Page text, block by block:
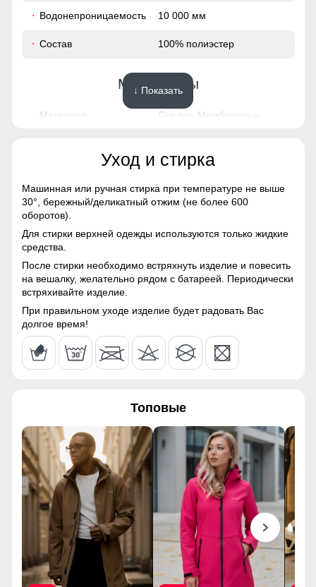
57
56 (3XL)
34
44
59
24
Водонепроницаемость 10 000 мм
Состав 100% полиэстер
Материалы
Материал
Gor-tex, Мембранные
Экологичные материалы
Материал наполнителя
Особенность ткани
Плотная мембранная
Утеплитель, гр от 280 до 380 гр
Конструктивные особенности
Покрой
полукомбинезона
Прямой
Конструктивность
элемента
Снегозащитная гамаши
Внутренние швы Проклеены
Вид застежки
Защелка/Кнопки/Молния/
Липучки/Фиксатор
Особенности модели
Влагонепроницаемая/
Дышишая
↓ Показать
Уход и стирка
Машинная или ручная стирка при температуре не выше
30°, бережный/деликатный отжим (не более 600
оборотов).
Для стирки верхней одежды используются только жидкие
средства.
После стирки необходимо встряхнуть изделие и повесить
на вешалку, желательно рядом с батареей. Периодически
встряхивайте изделие.
При правильном уходе изделие будет радовать Вас
долгое время!
Топовые